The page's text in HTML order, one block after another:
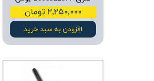
۲,۲۵۰,۰۰۰ تومان
افزودن به سبد خرید